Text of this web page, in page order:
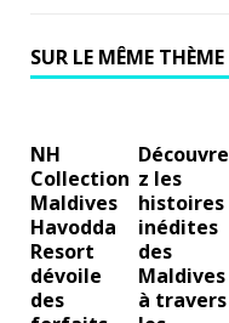
SUR LE MÊME THÈME
NH
Collection
Maldives
Havodda
Resort
dévoile
des
Découvre
z les
histoires
inédites
des
Maldives
à travers